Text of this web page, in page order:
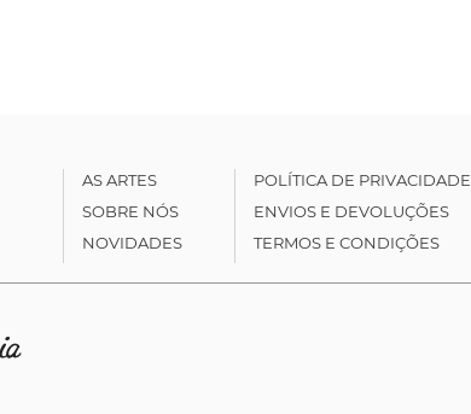
AS ARTES
SOBRE NÓS
NOVIDADES
POLÍTICA DE PRIVACIDADE
ENVIOS E DEVOLUÇÕES
TERMOS E CONDIÇÕES